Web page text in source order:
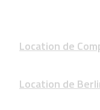
Location de
Location de